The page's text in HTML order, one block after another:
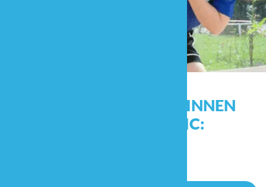
DAS SAGEN EXPERT*INNEN
ÜBER BALLTASTIC: